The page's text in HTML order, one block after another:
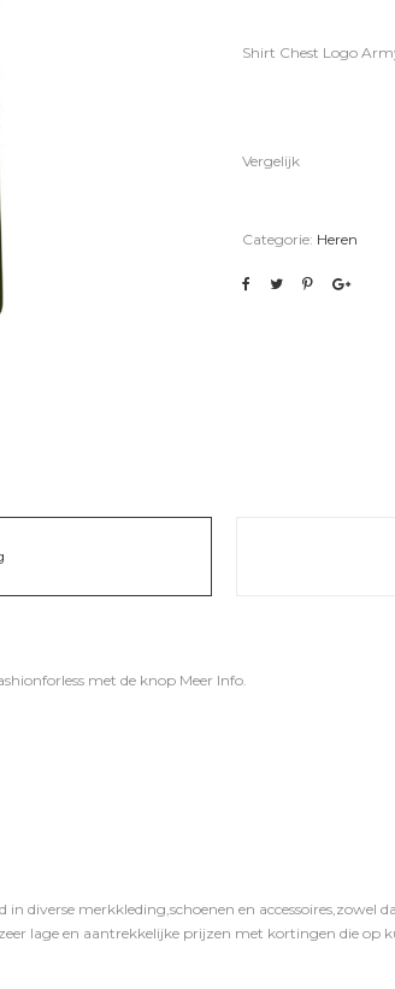
Shirt Chest Logo
Vergelijk
Categorie: Heren
met de knop Meer Info.
in diverse merkkleding,schoenen en accessoires,zowel
lage en aantrekkelijke prijzen met kortingen die op